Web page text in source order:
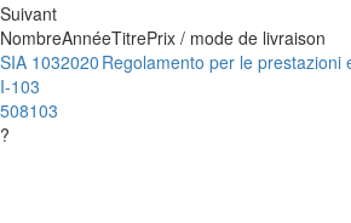
Suivant
NombreAnnéeTitrePrix / mode de livraison
SIA 103
I-103
508103
?
2020 Regolamento per le